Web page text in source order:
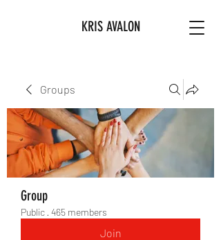
KRIS AVALON
Groups
Group
Public · 465 members
Join